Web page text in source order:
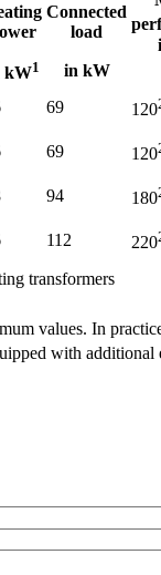
Connected
load
kW1
in kW
69 120
69 120
94 180
112 220
transformers
values. In
with additional